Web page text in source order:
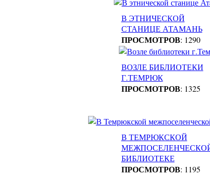
В ЭТНИЧЕСКОЙ
СТАНИЦЕ АТАМАНЬ
ПРОСМОТРОВ: 1290
ВОЗЛЕ БИБЛИОТЕКИ
Г.ТЕМРЮК
ПРОСМОТРОВ: 1325
В ТЕМРЮКСКОЙ
БИБЛИОТЕКЕ
ПРОСМОТРОВ: 1195